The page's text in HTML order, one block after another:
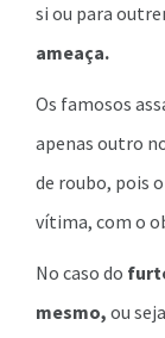
si ou para
ameaça.
Os famosos
apenas outro
de roubo, pois
vítima, com o
No caso do
mesmo, ou